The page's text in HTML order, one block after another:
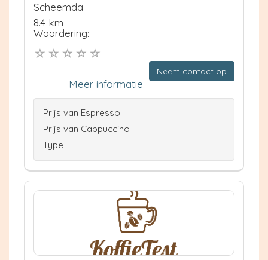
Scheemda
8.4 km
Waardering:
Neem contact op
Meer informatie
Prijs van Espresso
Prijs van Cappuccino
Type